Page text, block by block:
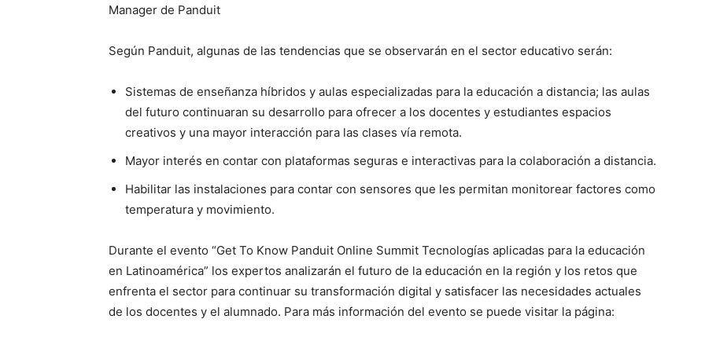
Manager de Panduit
Según Panduit, algunas de las tendencias que se observarán en el sector educativo serán:
Sistemas de enseñanza híbridos y aulas especializadas para la educación a distancia; las aulas
del futuro continuaran su desarrollo para ofrecer a los docentes y estudiantes espacios
creativos y una mayor interacción para las clases vía remota.
Mayor interés en contar con plataformas seguras e interactivas para la colaboración a distancia.
Habilitar las instalaciones para contar con sensores que les permitan monitorear factores como
temperatura y movimiento.
Durante el evento “Get To Know Panduit Online Summit Tecnologías aplicadas para la educación
en Latinoamérica” los expertos analizarán el futuro de la educación en la región y los retos que
enfrenta el sector para continuar su transformación digital y satisfacer las necesidades actuales
de los docentes y el alumnado. Para más información del evento se puede visitar la página: